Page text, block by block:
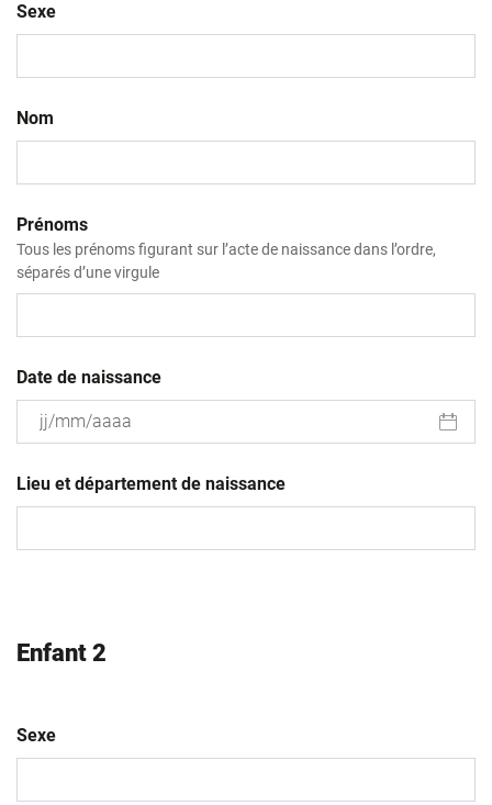
Sexe
Nom
Prénoms
Tous les prénoms figurant sur l’acte de naissance dans l’ordre,
séparés d’une virgule
Date de naissance
slash
MM
Lieu et département de naissance
Enfant 2
Sexe